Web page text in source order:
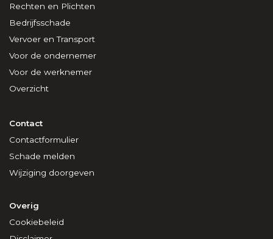
Rechten en Plichten
Bedrijfsschade
Vervoer en Transport
Voor de ondernemer
Voor de werknemer
Overzicht
Contact
Contactformulier
Schade melden
Wijziging doorgeven
Overig
Cookiebeleid